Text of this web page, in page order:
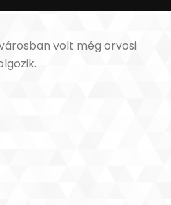
volt még orvosi